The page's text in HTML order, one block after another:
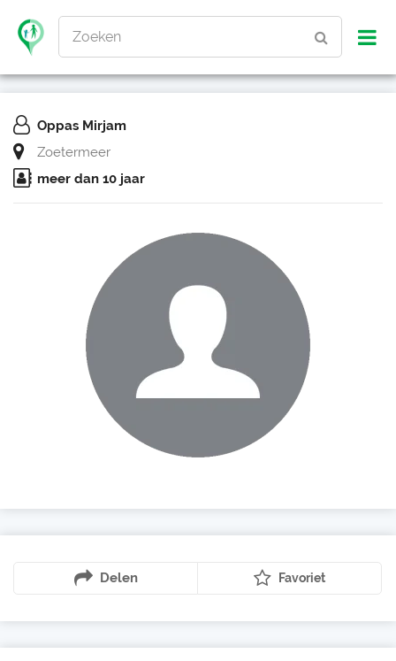
Zoeken
Oppas Mirjam
Zoetermeer
meer dan 10 jaar
Delen Favoriet